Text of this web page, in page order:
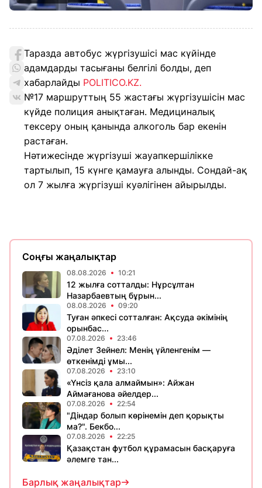
Таразда автобус жүргізушісі мас күйінде
адамдарды тасығаны белгілі болды, деп
хабарлайды POLITICO.KZ.
№17 маршруттың 55 жастағы жүргізушісін мас
күйде полиция анықтаған. Медициналық
тексеру оның қанында алкоголь бар екенін
растаған.
Нәтижесінде жүргізуші жауапкершілікке
тартылып, 15 күнге қамауға алынды. Сондай-ақ
ол 7 жылға жүргізуші куәлігінен айырылды.
Соңғы жаңалықтар
08.08.2026 10:21
12 жылға сотталды: Нұрсұлтан
Назарбаевтың бұрын...
08.08.2026 09:20
Туған әпкесі сотталған: Ақсуда әкімінің
орынбас...
07.08.2026 23:46
Әділет Зейнел: Менің үйленгенім —
өткенімді ұмы...
07.08.2026 23:10
«Үнсіз қала алмаймын»: Айжан
Аймағанова әйелдер...
07.08.2026 22:54
"Діндар болып көрінемін деп қорықты
ма?". Бекбо...
07.08.2026 22:25
Қазақстан футбол құрамасын басқаруға
әлемге тан...
Барлық жаңалықтар